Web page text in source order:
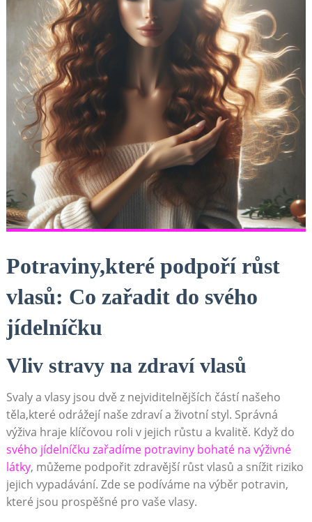
Potraviny,které podpoří růst
vlasů: Co zařadit do svého
jídelníčku
Vliv stravy na zdraví vlasů
Svaly a vlasy jsou dvě z nejviditelnějších částí našeho
těla,které odrážejí naše zdraví a životní styl. Správná
výživa hraje klíčovou roli v jejich růstu a kvalitě. Když do
svého jídelníčku zařadíme potraviny bohaté na výživné
látky, můžeme podpořit zdravější růst vlasů a snížit riziko
jejich vypadávání. Zde se podíváme na výběr potravin,
které jsou prospěšné pro vaše vlasy.